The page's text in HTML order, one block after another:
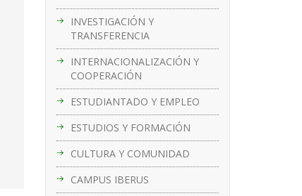
INVESTIGACIÓN Y
TRANSFERENCIA
INTERNACIONALIZACIÓN Y
COOPERACIÓN
ESTUDIANTADO Y EMPLEO
ESTUDIOS Y FORMACIÓN
CULTURA Y COMUNIDAD
CAMPUS IBERUS